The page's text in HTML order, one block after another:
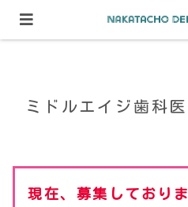
ミドルエイジ
ミドルエイジ歯科
現在、 募集 し ており